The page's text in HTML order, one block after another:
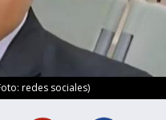
redes sociales)